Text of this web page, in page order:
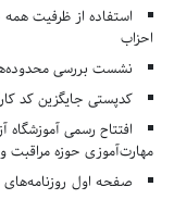
استفاده از ظرفیت
احزاب
نشست بررسی
کدپستی جایگزین کد
افتتاح رسمی
مهارت‌آموزی حوزه مراقبت
صفحه اول روزنامه‌های 11 مرداد 1405